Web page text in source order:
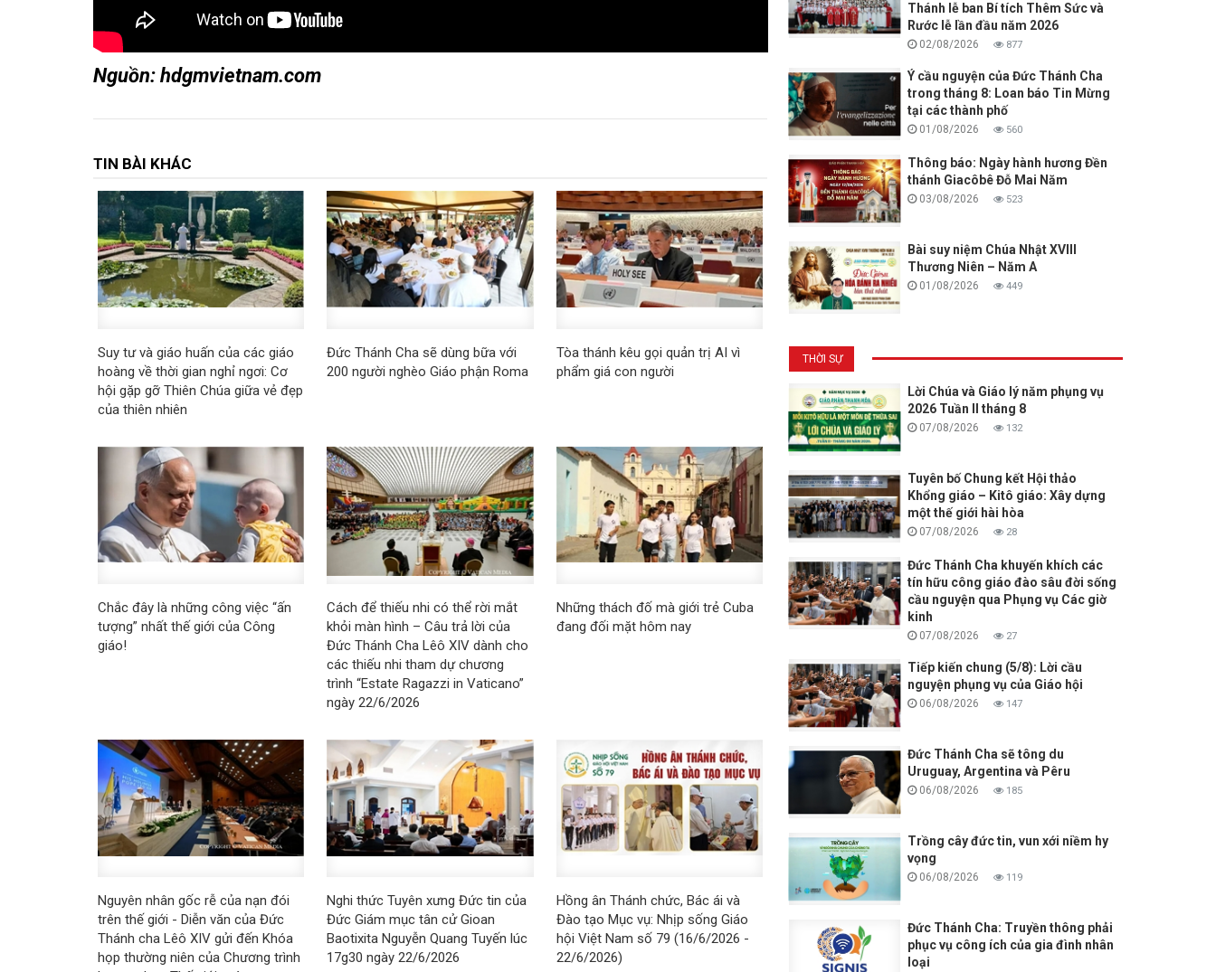
Nguồn: hdgmvietnam.com
TIN BÀI KHÁC
Suy tư và giáo huấn của các giáo
hoàng về thời gian nghỉ ngơi: Cơ
hội gặp gỡ Thiên Chúa giữa vẻ đẹp
của thiên nhiên
Đức Thánh Cha sẽ dùng bữa với
200 người nghèo Giáo phận Roma
Tòa thánh kêu gọi quản trị AI vì
phẩm giá con người
Chắc đây là những công việc “ấn
tượng” nhất thế giới của Công
giáo!
Cách để thiếu nhi có thể rời mắt
khỏi màn hình – Câu trả lời của
Đức Thánh Cha Lêô XIV dành cho
các thiếu nhi tham dự chương
trình “Estate Ragazzi in Vaticano”
ngày 22/6/2026
Những thách đố mà giới trẻ Cuba
đang đối mặt hôm nay
Nguyên nhân gốc rễ của nạn đói
trên thế giới - Diễn văn của Đức
Thánh cha Lêô XIV gửi đến Khóa
họp thường niên của Chương trình
Nghi thức Tuyên xưng Đức tin của
Đức Giám mục tân cử Gioan
Baotixita Nguyễn Quang Tuyến lúc
17g30 ngày 22/6/2026
Hồng ân Thánh chức, Bác ái và
Đào tạo Mục vụ: Nhịp sống Giáo
hội Việt Nam số 79 (16/6/2026 -
22/6/2026)
Thánh lễ ban Bí tích Thêm Sức và
Rước lễ lần đầu năm 2026
02/08/2026 877
Ý cầu nguyện của Đức Thánh Cha
trong tháng 8: Loan báo Tin Mừng
tại các thành phố
01/08/2026 560
Thông báo: Ngày hành hương Đền
thánh Giacôbê Đỗ Mai Năm
03/08/2026 523
Bài suy niệm Chúa Nhật XVIII
Thương Niên – Năm A
01/08/2026 449
THỜI SỰ
Lời Chúa và Giáo lý năm phụng vụ
2026 Tuần II tháng 8
07/08/2026 132
Tuyên bố Chung kết Hội thảo
Khổng giáo – Kitô giáo: Xây dựng
một thế giới hài hòa
07/08/2026 28
Đức Thánh Cha khuyến khích các
tín hữu công giáo đào sâu đời sống
cầu nguyện qua Phụng vụ Các giờ
kinh
07/08/2026 27
Tiếp kiến chung (5/8): Lời cầu
nguyện phụng vụ của Giáo hội
06/08/2026 147
Đức Thánh Cha sẽ tông du
Uruguay, Argentina và Pêru
06/08/2026 185
Trồng cây đức tin, vun xới niềm hy
vọng
06/08/2026 119
Đức Thánh Cha: Truyền thông phải
phục vụ công ích của gia đình nhân
loại